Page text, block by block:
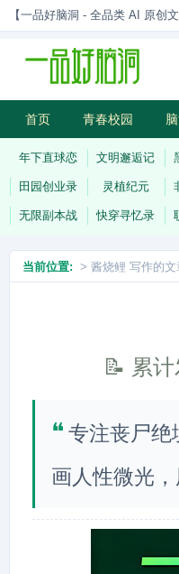
【一品好脑洞 - 全品类 AI 原创
首页 青春校园
历史权谋 武侠江湖
年下直球恋 文明邂逅记
田园创业录 灵植纪元
无限副本战 快穿寻忆录
当前位置: > 酱烧鲤 写作的文
📝 累
❝ 专注丧尸绝
画人性微光